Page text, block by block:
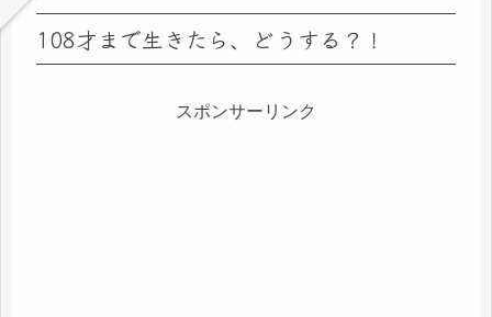
108才まで生きたら、どうする？！
スポンサーリンク